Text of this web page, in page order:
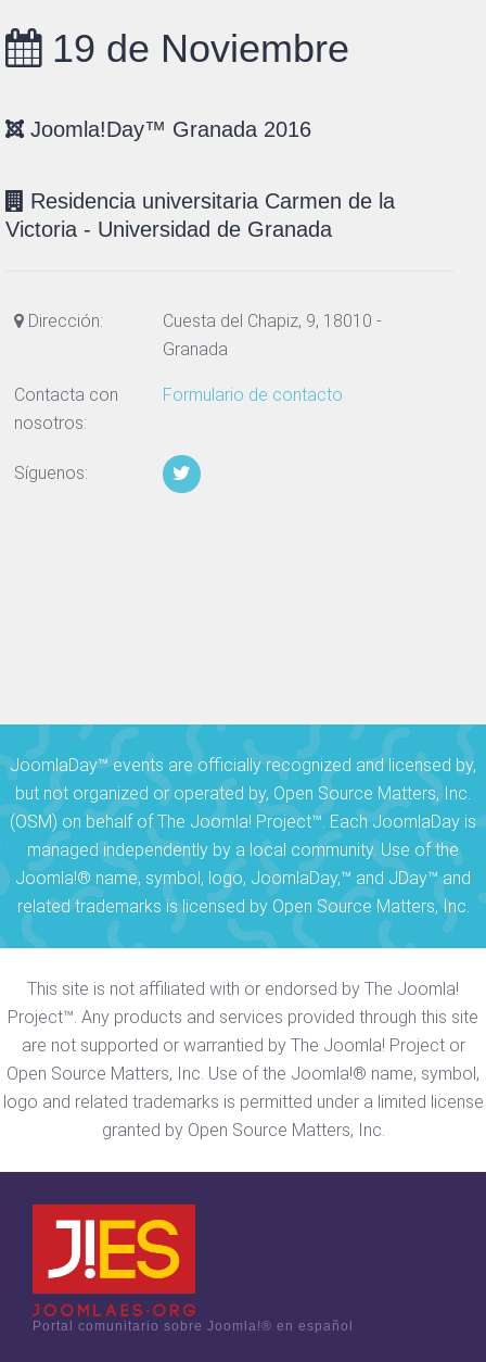
19 de Noviembre
Joomla!Day™ Granada 2016
Residencia universitaria Carmen de la
Victoria - Universidad de Granada
Dirección:
Cuesta del Chapiz, 9, 18010 -
Granada
Contacta con
nosotros:
Formulario de contacto
Síguenos:
JoomlaDay™ events are officially recognized and licensed by,
but not organized or operated by, Open Source Matters, Inc.
(OSM) on behalf of The Joomla! Project™. Each JoomlaDay is
managed independently by a local community. Use of the
Joomla!® name, symbol, logo, JoomlaDay,™ and JDay™ and
related trademarks is licensed by Open Source Matters, Inc.
This site is not affiliated with or endorsed by The Joomla!
Project™. Any products and services provided through this site
are not supported or warrantied by The Joomla! Project or
Open Source Matters, Inc. Use of the Joomla!® name, symbol,
logo and related trademarks is permitted under a limited license
granted by Open Source Matters, Inc.
Portal comunitario sobre Joomla!® en español